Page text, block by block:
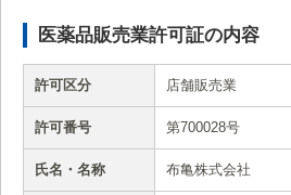
医薬品販売業許可証の内容
許可区分 店舗販売業
許可番号 第700028号
氏名・名称 布亀株式会社